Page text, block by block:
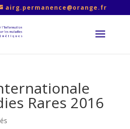
airg.permanence@orange.fr
Rares 2016